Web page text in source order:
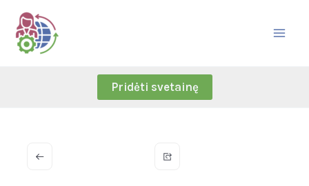
Skip
content
Pridėti svetainę